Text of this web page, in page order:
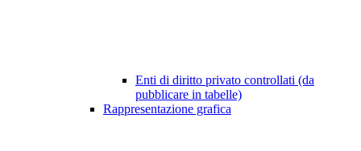
Enti di diritto privato controllati (da
pubblicare in tabelle)
Rappresentazione grafica